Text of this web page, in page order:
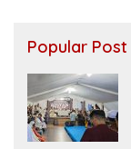
Popular Post